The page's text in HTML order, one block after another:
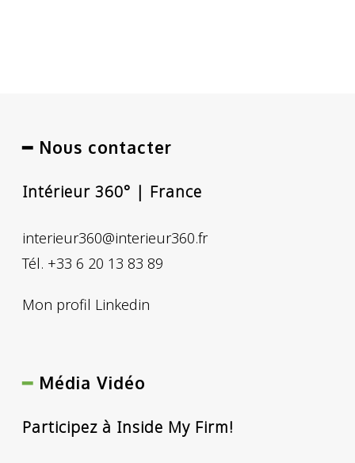
━ Nous contacter
Intérieur 360° | France
interieur360@interieur360.fr
Tél. +33 6 20 13 83 89
Mon profil Linkedin
━ Média Vidéo
Participez à Inside My Firm!